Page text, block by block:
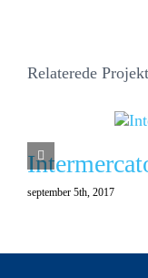
Relaterede
september 5th, 2017